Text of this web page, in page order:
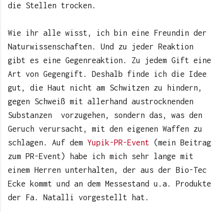
die Stellen trocken.
Wie ihr alle wisst, ich bin eine Freundin der
Naturwissenschaften. Und zu jeder Reaktion
gibt es eine Gegenreaktion. Zu jedem Gift eine
Art von Gegengift. Deshalb finde ich die Idee
gut, die Haut nicht am Schwitzen zu hindern,
gegen Schweiß mit allerhand austrocknenden
Substanzen vorzugehen, sondern das, was den
Geruch verursacht, mit den eigenen Waffen zu
schlagen. Auf dem Yupik-PR-Event (mein Beitrag
zum PR-Event) habe ich mich sehr lange mit
einem Herren unterhalten, der aus der Bio-Tec
Ecke kommt und an dem Messestand u.a. Produkte
der Fa. Natalli vorgestellt hat.